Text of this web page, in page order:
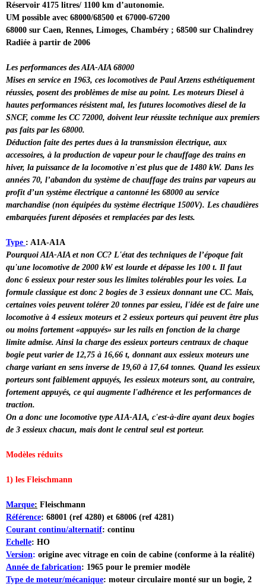
Réservoir 4175 litres/ 1100 km d’autonomie.
UM possible avec 68000/68500 et 67000-67200
68000 sur Caen, Rennes, Limoges, Chambéry ; 68500 sur Chalindrey
Radiée à partir de 2006
Les performances des AIA-AIA 68000
Mises en service en 1963, ces locomotives de Paul Arzens esthétiquement
réussies, posent des problèmes de mise au point. Les moteurs Diesel à
hautes performances résistent mal, les futures locomotives diesel de la
SNCF, comme les CC 72000, doivent leur réussite technique aux premiers
pas faits par les 68000.
Déduction faite des pertes dues à la transmission électrique, aux
accessoires, à la production de vapeur pour le chauffage des trains en
hiver, la puissance de la locomotive n'est plus que de 1480 kW. Dans les
années 70, l’abandon du système de chauffage des trains par vapeurs au
profit d’un système électrique a cantonné les 68000 au service
marchandise (non équipées du système électrique 1500V). Les chaudières
embarquées furent déposées et remplacées par des lests.
Type : A1A-A1A
Pourquoi AIA-AIA et non CC? L'état des techniques de l’époque fait
qu'une locomotive de 2000 kW est lourde et dépasse les 100 t. Il faut
donc 6 essieux pour rester sous les limites tolérables pour les voies. La
formule classique est donc 2 bogies de 3 essieux donnant une CC. Mais,
certaines voies peuvent tolérer 20 tonnes par essieu, l'idée est de faire une
locomotive à 4 essieux moteurs et 2 essieux porteurs qui peuvent être plus
ou moins fortement «appuyés» sur les rails en fonction de la charge
limite admise. Ainsi la charge des essieux porteurs centraux de chaque
bogie peut varier de 12,75 à 16,66 t, donnant aux essieux moteurs une
charge variant en sens inverse de 19,60 à 17,64 tonnes. Quand les essieux
porteurs sont faiblement appuyés, les essieux moteurs sont, au contraire,
fortement appuyés, ce qui augmente l'adhérence et les performances de
traction.
On a donc une locomotive type A1A-A1A, c'est-à-dire ayant deux bogies
de 3 essieux chacun, mais dont le central seul est porteur.
Modèles réduits
1) les Fleischmann
Marque: Fleischmann
Référence: 68001 (ref 4280) et 68006 (ref 4281)
Courant continu/alternatif: continu
Echelle: HO
Version: origine avec vitrage en coin de cabine (conforme à la réalité)
Année de fabrication: 1965 pour le premier modèle
Type de moteur/mécanique: moteur circulaire monté sur un bogie, 2